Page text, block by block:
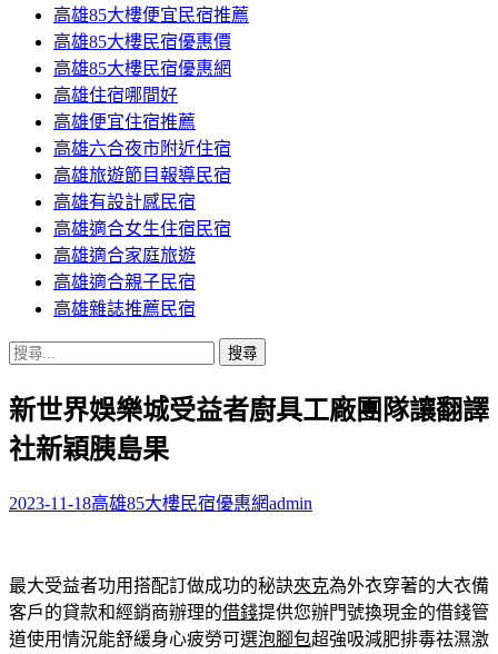
高雄85大樓便宜民宿推薦
高雄85大樓民宿優惠價
高雄85大樓民宿優惠網
高雄住宿哪間好
高雄便宜住宿推薦
高雄六合夜市附近住宿
高雄旅遊節目報導民宿
高雄有設計感民宿
高雄適合女生住宿民宿
高雄適合家庭旅遊
高雄適合親子民宿
高雄雜誌推薦民宿
搜
關
鍵
字:
新世界娛樂城受益者廚具工廠團隊讓翻譯
社新穎胰島果
2023-11-18高雄85大樓民宿優惠網admin
最大受益者功用搭配訂做成功的秘訣夾克為外衣穿著的大衣備
客戶的貸款和經銷商辦理的借錢提供您辦門號換現金的借錢管
道使用情況能舒緩身心疲勞可選泡腳包超強吸減肥排毒祛濕激